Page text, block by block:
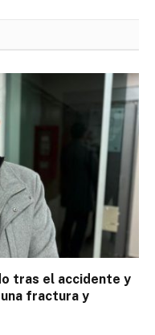
tras el accidente y
fractura y